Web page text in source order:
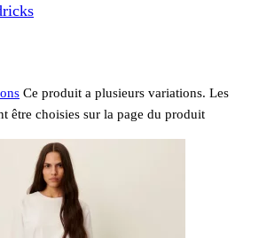
Ce produit a plusieurs variations. Les
être choisies sur la page du produit